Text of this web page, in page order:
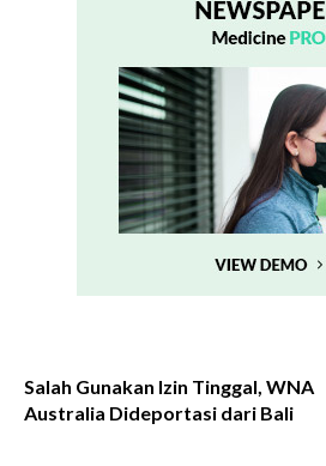
Salah Gunakan Izin Tinggal, WNA
Australia Dideportasi dari Bali